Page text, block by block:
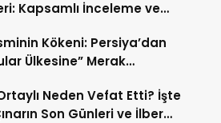
Kapsamlı İnceleme ve
Kökeni: Persiya’dan
Ülkesine” Merak
Neden Vefat Etti? İşte
Son Günleri ve İlber